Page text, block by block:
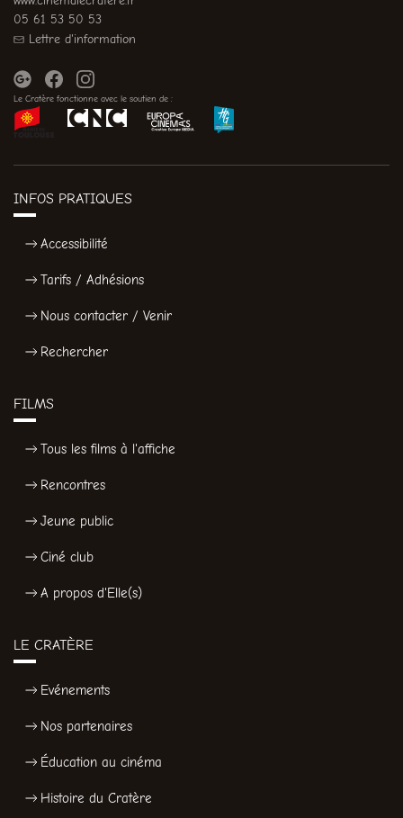
05 61 53 50 53
Lettre d'information
Le Cratère fonctionne avec le soutien de :
INFOS PRATIQUES
Accessibilité
Tarifs / Adhésions
Nous contacter / Venir
Rechercher
FILMS
Tous les films à l'affiche
Rencontres
Jeune public
Ciné club
A propos d'Elle(s)
LE CRATÈRE
Evénements
Nos partenaires
Éducation au cinéma
Histoire du Cratère